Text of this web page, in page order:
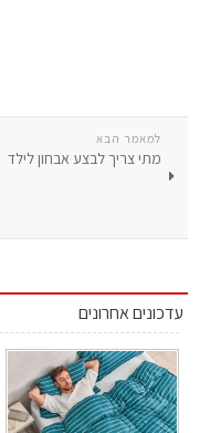
למאמר הבא
מתי צריך לבצע אבחון לילד
עדכונים אחרונים